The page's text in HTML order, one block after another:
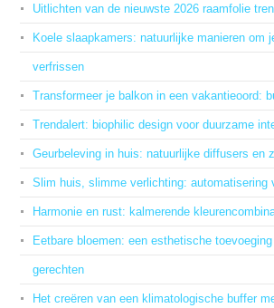
Uitlichten van de nieuwste 2026 raamfolie
Koele slaapkamers: natuurlijke manieren om
verfrissen
Transformeer je balkon in een vakantieoord:
Trendalert: biophilic design voor duurzame
Geurbeleving in huis: natuurlijke diffusers en
Slim huis, slimme verlichting: automatisering
Harmonie en rust: kalmerende
Eetbare bloemen: een esthetische
gerechten
Het creëren van een klimatologische buffer